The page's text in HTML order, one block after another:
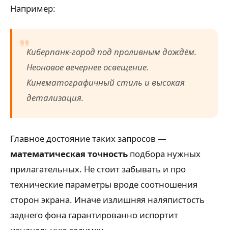
Например:
Киберпанк-город под проливным дождём.
Неоновое вечернее освещение.
Кинематографичный стиль и высокая
детализация.
Главное достояние таких запросов —
математическая точность подбора нужных
прилагательных. Не стоит забывать и про
технические параметры вроде соотношения
сторон экрана. Иначе излишняя наляпистость
заднего фона гарантированно испортит